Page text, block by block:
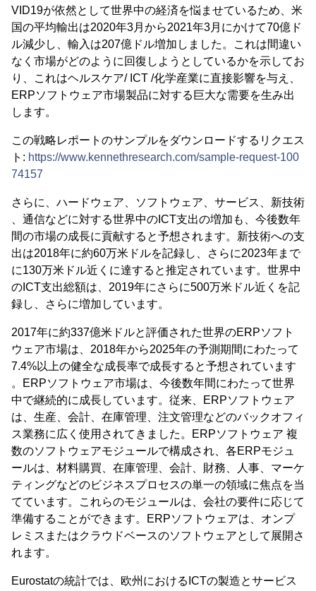
VID19が依然として世界中の経済を悩ませているため、米
国の平均輸出は2020年3月から2021年3月にかけて70億ド
ル減少し、輸入は207億ドル増加しました。これは間違い
なく市場がどのように回復しようとしているかを示してお
り、これはヘルスケア/ ICT /化学産業に直接影響を与え、
ERPソフトウェア市場製品に対する巨大な需要を生み出
します。
この戦略レポートのサンプルをダウンロードするリクエス
ト: https://www.kennethresearch.com/sample-request-100
74157
さらに、ハードウェア、ソフトウェア、サービス、新技術
、通信などに対する世界中のICT支出の増加も、今後数年
間の市場の成長に貢献すると予想されます。新技術への支
出は2018年に約60万米ドルを記録し、さらに2023年まで
に130万米ドル近くに達すると推定されています。世界中
のICT支出総額は、2019年にさらに500万米ドル近くを記
録し、さらに増加しています。
2017年に約337億米ドルと評価された世界のERPソフト
ウェア市場は、2018年から2025年の予測期間にわたって
7.4%以上の健全な成長率で成長すると予想されています
。ERPソフトウェア市場は、今後数年間にわたって世界
中で継続的に成長しています。従来、ERPソフトウェア
は、生産、会計、在庫管理、注文管理などのバックオフィ
ス業務に広く使用されてきました。ERPソフトウェア 複
数のソフトウェアモジュールで構成され、各ERPモジュ
ールは、材料購買、在庫管理、会計、財務、人事、マーケ
ティングなどのビジネスプロセスの単一の領域に焦点を当
てています。これらのモジュールは、会社の要件に応じて
準備することができます。ERPソフトウェアは、オンプ
レミスまたはクラウドベースのソフトウェアとして展開さ
れます。
Eurostatの統計では、欧州におけるICTの製造とサービス